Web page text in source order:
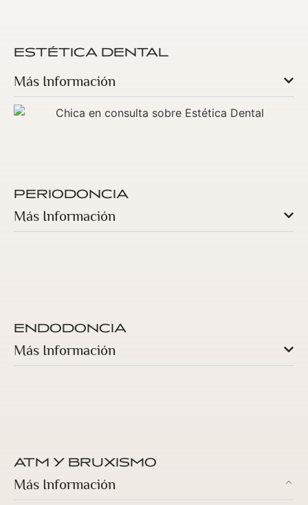
ESTÉTICA DENTAL
Más Información
PERIODONCIA
Más Información
ENDODONCIA
Más Información
ATM Y BRUXISMO
Más Información